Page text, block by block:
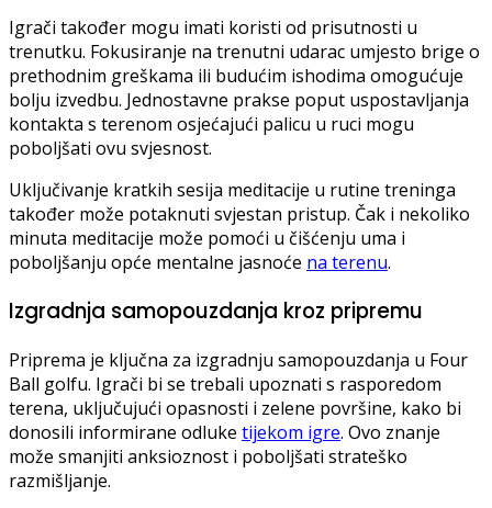
Igrači također mogu imati koristi od prisutnosti u
trenutku. Fokusiranje na trenutni udarac umjesto brige o
prethodnim greškama ili budućim ishodima omogućuje
bolju izvedbu. Jednostavne prakse poput uspostavljanja
kontakta s terenom osjećajući palicu u ruci mogu
poboljšati ovu svjesnost.
Uključivanje kratkih sesija meditacije u rutine treninga
također može potaknuti svjestan pristup. Čak i nekoliko
minuta meditacije može pomoći u čišćenju uma i
poboljšanju opće mentalne jasnoće na terenu.
Izgradnja samopouzdanja kroz pripremu
Priprema je ključna za izgradnju samopouzdanja u Four
Ball golfu. Igrači bi se trebali upoznati s rasporedom
terena, uključujući opasnosti i zelene površine, kako bi
donosili informirane odluke tijekom igre. Ovo znanje
može smanjiti anksioznost i poboljšati strateško
razmišljanje.